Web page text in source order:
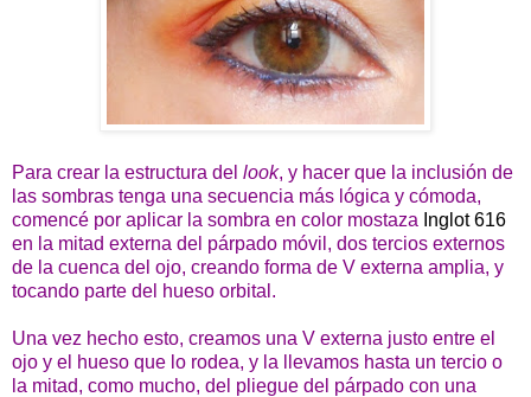
Para crear la estructura del look, y hacer que la inclusión de
las sombras tenga una secuencia más lógica y cómoda,
comencé por aplicar la sombra en color mostaza Inglot 616
en la mitad externa del párpado móvil, dos tercios externos
de la cuenca del ojo, creando forma de V externa amplia, y
tocando parte del hueso orbital.
Una vez hecho esto, creamos una V externa justo entre el
ojo y el hueso que lo rodea, y la llevamos hasta un tercio o
la mitad, como mucho, del pliegue del párpado con una